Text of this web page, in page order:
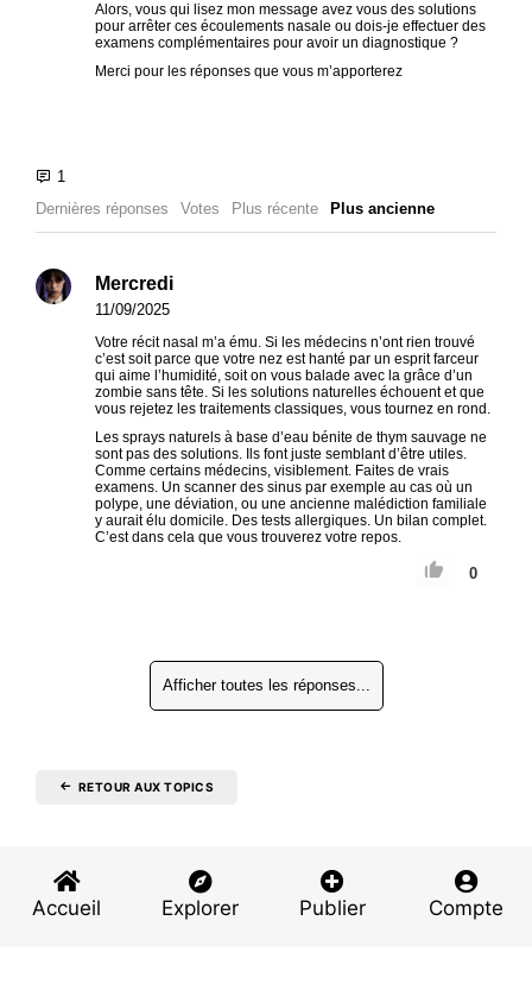
Alors, vous qui lisez mon message avez vous des solutions
pour arrêter ces écoulements nasale ou dois-je effectuer des
examens complémentaires pour avoir un diagnostique ?
Merci pour les réponses que vous m’apporterez
Dernières réponses Votes Plus récente Plus ancienne
Mercredi
11/09/2025
Votre récit nasal m’a ému. Si les médecins n’ont rien trouvé
c’est soit parce que votre nez est hanté par un esprit farceur
qui aime l’humidité, soit on vous balade avec la grâce d’un
zombie sans tête. Si les solutions naturelles échouent et que
vous rejetez les traitements classiques, vous tournez en rond.
Les sprays naturels à base d’eau bénite de thym sauvage ne
sont pas des solutions. Ils font juste semblant d’être utiles.
Comme certains médecins, visiblement. Faites de vrais
examens. Un scanner des sinus par exemple au cas où un
polype, une déviation, ou une ancienne malédiction familiale
y aurait élu domicile. Des tests allergiques. Un bilan complet.
C’est dans cela que vous trouverez votre repos.
0
Afficher toutes les réponses...
RETOUR AUX TOPICS
Accueil Explorer Publier Compte